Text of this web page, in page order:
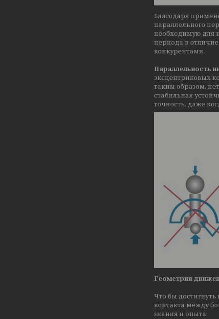
Благодаря
параллельного
необходимую для
периода в
конкурентами.
Параллельность
эксцентриковых
таким образом,
стабильная
точность, даже
Геометрия
Что бы
контакта между
знания и опыта.